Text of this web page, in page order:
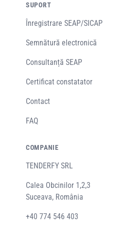
SUPORT
Înregistrare SEAP/SICAP
Semnătură electronică
Consultanță SEAP
Certificat constatator
Contact
FAQ
COMPANIE
TENDERFY SRL
Calea Obcinilor 1,2,3
Suceava, România
+40 774 546 403